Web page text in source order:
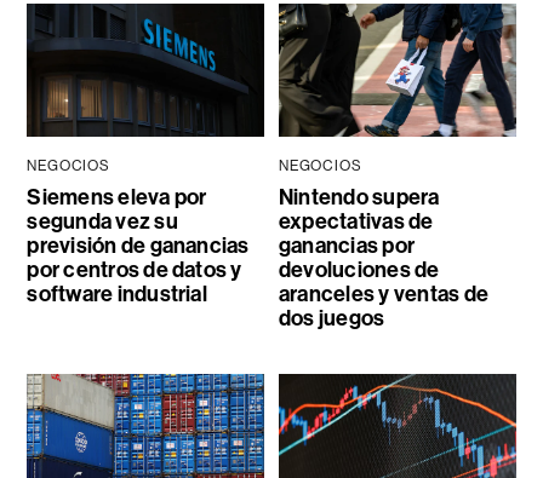
NEGOCIOS
Siemens eleva por
segunda vez su
previsión de ganancias
por centros de datos y
software industrial
NEGOCIOS
Nintendo supera
expectativas de
ganancias por
devoluciones de
aranceles y ventas de
dos juegos